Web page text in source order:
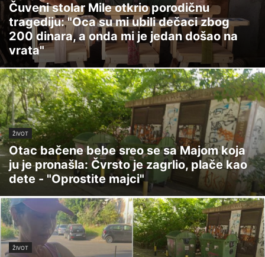
Čuveni stolar Mile otkrio porodičnu
tragediju: "Oca su mi ubili dečaci zbog
200 dinara, a onda mi je jedan došao na
vrata"
ŽIVOT
Otac bačene bebe sreo se sa Majom koja
ju je pronašla: Čvrsto je zagrlio, plače kao
dete - "Oprostite majci"
ŽIVOT